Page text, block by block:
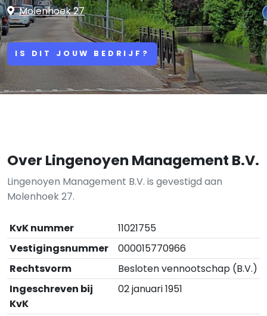
Molenhoek 27
IS DIT JOUW BEDRIJF?
Over Lingenoyen Management B.V.
Lingenoyen Management B.V. is gevestigd aan
Molenhoek 27.
KvK nummer
11021755
Vestigingsnummer
000015770966
Rechtsvorm
Besloten vennootschap (B.V.)
Ingeschreven bij
KvK
02 januari 1951